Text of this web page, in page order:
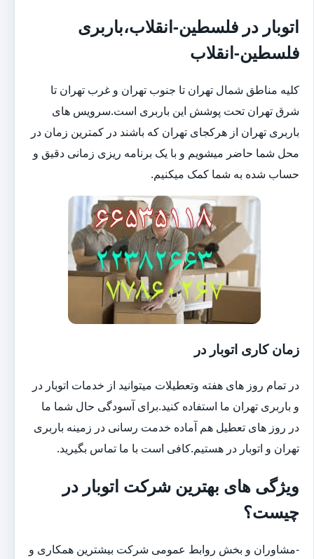
اتوبار در فلسطین-انقلاب،باربری
فلسطین-انقلاب
کلیه مناطق شمال تهران تا جنوب تهران و غرب تهران تا
شرق تهران تحت پوشش این باربری است.سرویس های
باربری تهران از هرکجای تهران که باشند در کمترین زمان در
محل شما حاضر میشویم و با یک برنامه ریزی زمانی دقیق و
حساب شده به شما کمک میکنیم.
زمان کاری اتوبار در
در تمام روز های هفته وتعطیلات میتوانید از خدمات اتوبار در
و باربری تهران ما استفاده کنید.برای آسودگی حال شما ما
در روز های تعطیل هم آماده خدمت رسانی در زمینه باربری
تهران و اتوبار در هستیم.کافی است با ما تماس بگیرید.
ویژگی های بهترین شرکت اتوبار در
چیست؟
-مشاوران و بخش روابط عمومی شرکت بیشترین همکاری و